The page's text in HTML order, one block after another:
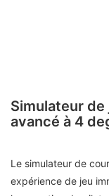
Simulateur
avancé à 4
Le simulateur de
expérience de jeu